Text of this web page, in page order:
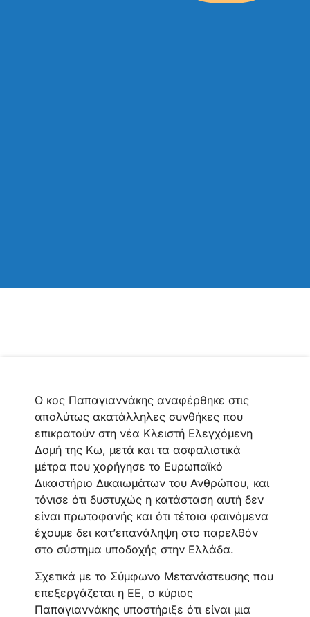
Ο κος Παπαγιαννάκης αναφέρθηκε στις
απολύτως ακατάλληλες συνθήκες που
επικρατούν στη νέα Κλειστή Ελεγχόμενη
Δομή της Κω, μετά και τα ασφαλιστικά
μέτρα που χορήγησε το Ευρωπαϊκό
Δικαστήριο Δικαιωμάτων του Ανθρώπου, και
τόνισε ότι δυστυχώς η κατάσταση αυτή δεν
είναι πρωτοφανής και ότι τέτοια φαινόμενα
έχουμε δει κατ’επανάληψη στο παρελθόν
στο σύστημα υποδοχής στην Ελλάδα.
Σχετικά με το Σύμφωνο Μετανάστευσης που
επεξεργάζεται η ΕΕ, ο κύριος
Παπαγιαννάκης υποστήριξε ότι είναι μια